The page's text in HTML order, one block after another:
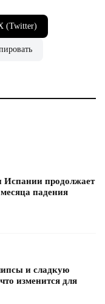
(Twitter)
продолжает
падения
и сладкую
изменится для